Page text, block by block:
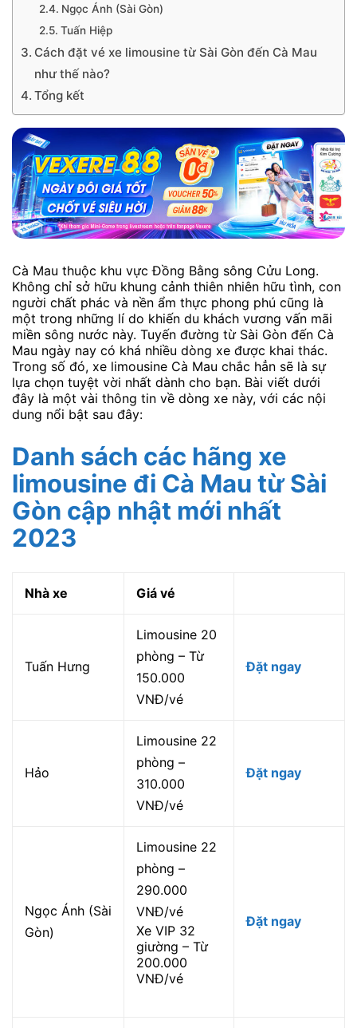
Ngọc Ánh (Sài Gòn)
Tuấn Hiệp
Cách đặt vé xe limousine từ Sài Gòn đến Cà Mau
như thế nào?
Tổng kết
Cà Mau thuộc khu vực Đồng Bằng sông Cửu Long.
Không chỉ sở hữu khung cảnh thiên nhiên hữu tình, con
người chất phác và nền ẩm thực phong phú cũng là
một trong những lí do khiến du khách vương vấn mãi
miền sông nước này. Tuyến đường từ Sài Gòn đến Cà
Mau ngày nay có khá nhiều dòng xe được khai thác.
Trong số đó, xe limousine Cà Mau chắc hẳn sẽ là sự
lựa chọn tuyệt vời nhất dành cho bạn. Bài viết dưới
đây là một vài thông tin về dòng xe này, với các nội
dung nổi bật sau đây:
Danh sách các hãng xe
limousine đi Cà Mau từ Sài
Gòn cập nhật mới nhất
2023
Nhà xe Giá vé
Tuấn Hưng
Limousine 20
phòng – Từ
150.000
VNĐ/vé
Đặt ngay
Hảo
Limousine 22
phòng –
310.000
VNĐ/vé
Đặt ngay
Ngọc Ánh (Sài
Gòn)
Limousine 22
phòng –
290.000
VNĐ/vé
Xe VIP 32
giường – Từ
200.000
VNĐ/vé
Đặt ngay